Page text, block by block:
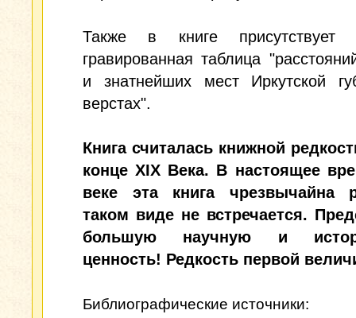
Также в книге присутствует
гравированная таблица
и знатнейших мест Иркутской
верстах".
Книга считалась книжной
конце XIX Века. В настоящее
веке эта книга чрезвычайна
таком виде не встречается.
большую научную и
ценность! Редкость первой
Библиографические источники: